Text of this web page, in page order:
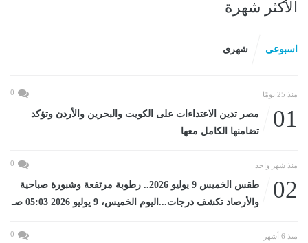
الأكثر شهرة
اسبوعى شهرى
منذ 25 يومًا 0
01
مصر تدين الاعتداءات على الكويت والبحرين والأردن وتؤكد
تضامنها الكامل معها
منذ شهر واحد 0
02
طقس الخميس 9 يوليو 2026.. رطوبة مرتفعة وشبورة صباحية
والأرصاد تكشف درجات...اليوم الخميس، 9 يوليو 2026 05:03 صـ
منذ 6 أشهر 0